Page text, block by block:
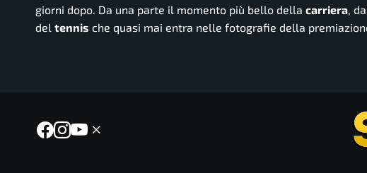
giorni dopo. Da una parte il momento più bello della carriera,
del tennis che quasi mai entra nelle fotografie della